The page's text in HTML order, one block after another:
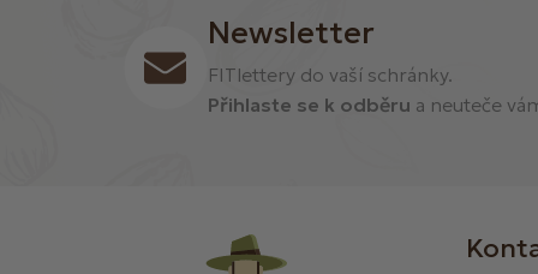
Newsletter
FITlettery do vaší schránky.
Přihlaste se k odběru a neuteče